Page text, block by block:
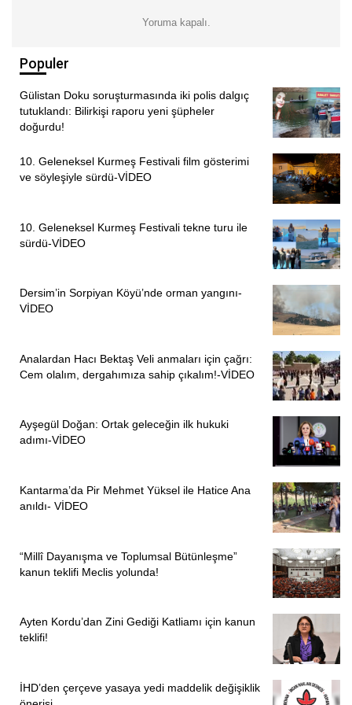
alanlardaki devrim niteliğindeki dönüşümlerle
“SAVAŞ EĞİTİMDE DERİN YARALAR AÇIYOR”
Sümbül, çatışma ortamının özellikle eğitimde derin yaralar
açtığını ve öğrencilerin savaşın gölgesinde eğitim almaya
karargah gibi kullanıldı. Operasyonlar nedeniyle bazı
bölgelerde okullar kapatıldı. Bu ortamda öğrenciler ne
uyuyabiliyor ne de sağlıklı bir eğitim alabiliyor. Öte yandan
savaş koşullarında eğitim öğretim faaliyetlerinin yapmak
çok zor. Birçok öğretmen arkadaşlarımız çatışmaların
yoğun olduğu zamanlarda görevlerini yapamadılar” diye
konuştu.
Öğrencilerin, özel okullarda olanaklarla donatılmış
bunun başlı başına büyük bir eşitsizlik yarattığını söyledi.
“ÇOCUKLAR SAVAŞIN KURBANI OLUYOR”
Savaşın çocukların hayatındaki yıkıcı etkilerine dikkat
çeken Sümbül, “Çocuklarımız, sadece okulda değil,
öğrenciler silah sesinden, bomba sesinden bırakın eğitim
ve öğretim görmeyi, uyuyamıyorlar yaşayamıyorlar bile.
Çok sayıda çocuğumuz mühimmatlarla oynarken hayatını
kaybetti. Son 10 yılda 22 çocuğumuz zırhlı araçlar altında
ezilerek hayatını kaybetti. Çok sayıda öğrencimiz bu
süreçlerde hayatını kaybetti. Yine savaş dili ister istemez
müfredata öğretmenlerin, öğrencilerin ve idarecilerin
davranışlarına yansıyor. Ötekileştirme, kutuplaştırma
yaklaşımı savaş ortamlarında öğrencilerin velilerin çok
faydalanmasına yol açıyor. Bunların tamamı barışın ne
Yoruma kapalı.
Populer
Gülistan Doku soruşturmasında iki polis dalgıç
tutuklandı: Bilirkişi raporu yeni şüpheler
doğurdu!
10. Geleneksel Kurmeş Festivali film gösterimi
ve söyleşiyle sürdü-VİDEO
10. Geleneksel Kurmeş Festivali tekne turu ile
sürdü-VİDEO
Dersim’in Sorpiyan Köyü’nde orman yangını-
VİDEO
Analardan Hacı Bektaş Veli anmaları için çağrı:
Cem olalım, dergahımıza sahip çıkalım!-VİDEO
Ayşegül Doğan: Ortak geleceğin ilk hukuki
adımı-VİDEO
Kantarma’da Pir Mehmet Yüksel ile Hatice Ana
anıldı- VİDEO
“Millî Dayanışma ve Toplumsal Bütünleşme”
kanun teklifi Meclis yolunda!
Ayten Kordu’dan Zini Gediği Katliamı için kanun
teklifi!
İHD’den çerçeve yasaya yedi maddelik değişiklik